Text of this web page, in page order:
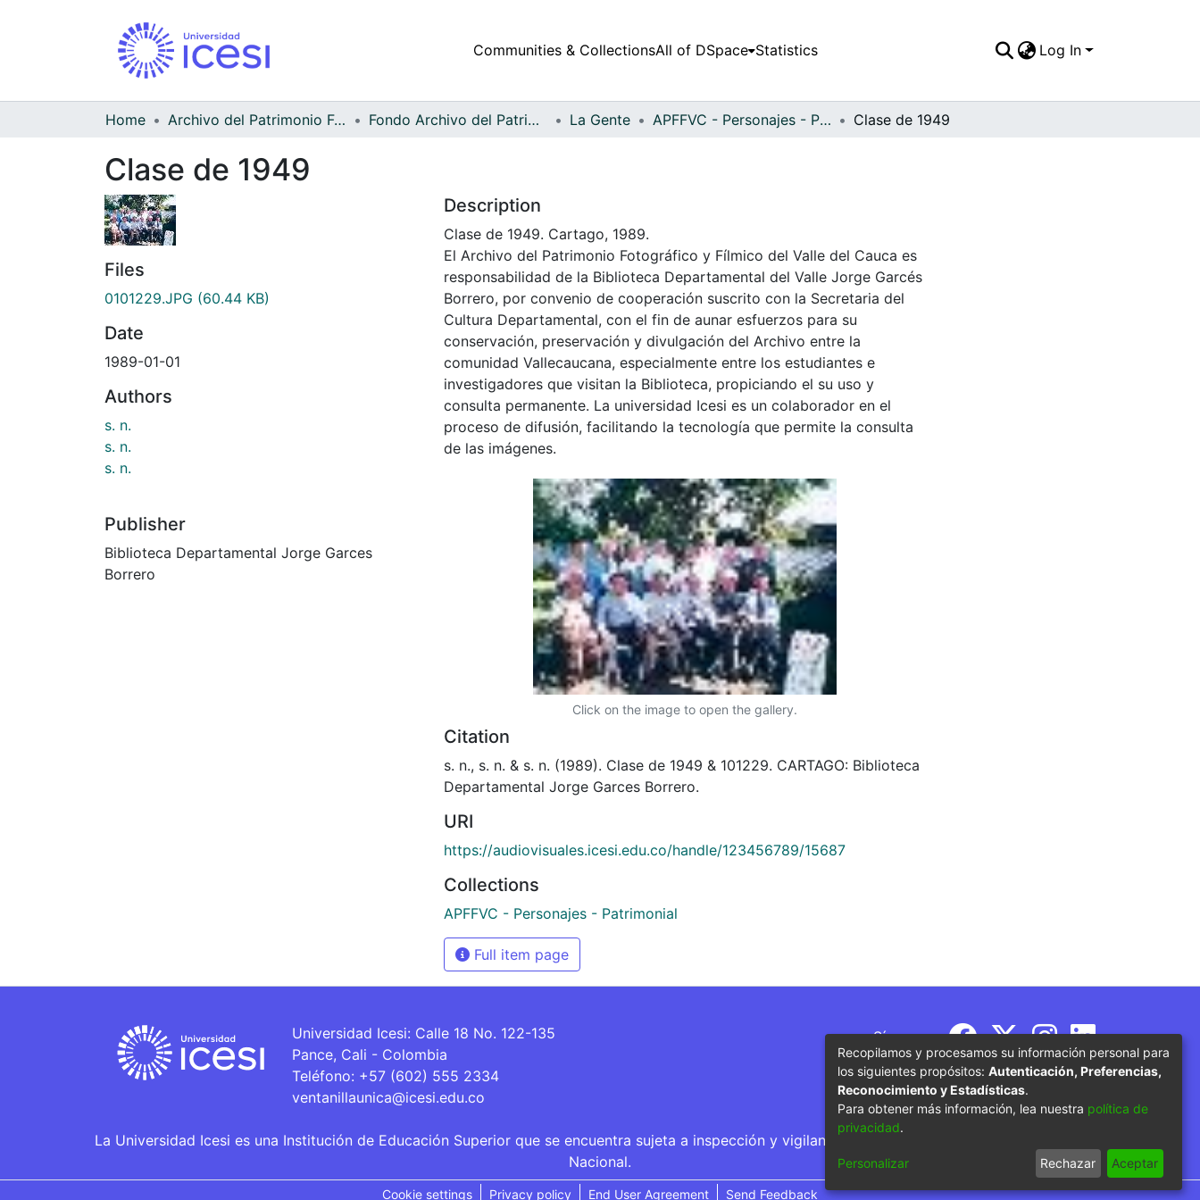
Communities & CollectionsAll of DSpace Statistics Log In
Home Archivo del Patrimonio Fotográfico y Fílmico del Valle del Cauca Fondo Archivo del Patrimonio Fotográfico y Fílmico del Valle del Cauca La Gente APFFVC - Personajes - Patrimonial Clase de 1949
Clase de 1949
Files
0101229.JPG (60.44 KB)
Date
1989-01-01
Authors
s. n.
s. n.
s. n.
Publisher
Biblioteca Departamental Jorge Garces
Borrero
Description
Clase de 1949. Cartago, 1989.
El Archivo del Patrimonio Fotográfico y Fílmico del Valle del Cauca es
responsabilidad de la Biblioteca Departamental del Valle Jorge Garcés
Borrero, por convenio de cooperación suscrito con la Secretaria del
Cultura Departamental, con el fin de aunar esfuerzos para su
conservación, preservación y divulgación del Archivo entre la
comunidad Vallecaucana, especialmente entre los estudiantes e
investigadores que visitan la Biblioteca, propiciando el su uso y
consulta permanente. La universidad Icesi es un colaborador en el
proceso de difusión, facilitando la tecnología que permite la consulta
de las imágenes.
Click on the image to open the gallery.
Citation
s. n., s. n. & s. n. (1989). Clase de 1949 & 101229. CARTAGO: Biblioteca
Departamental Jorge Garces Borrero.
URI
https://audiovisuales.icesi.edu.co/handle/123456789/15687
Collections
APFFVC - Personajes - Patrimonial
Full item page
Universidad Icesi: Calle 18 No. 122-135
Pance, Cali - Colombia
Teléfono: +57 (602) 555 2334
ventanillaunica@icesi.edu.co
Síguenos
La Universidad Icesi es una Institución de Educación Superior que se encuentra sujeta a inspección y vigilancia por parte del Ministerio de Educación
Nacional.
Cookie settings Privacy policy End User Agreement Send Feedback
Recopilamos y procesamos su información personal para
los siguientes propósitos: Autenticación, Preferencias,
Reconocimiento y Estadísticas.
Para obtener más información, lea nuestra política de
privacidad.
Personalizar Rechazar Aceptar